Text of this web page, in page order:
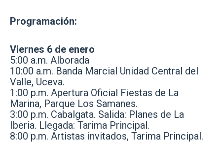
Programación:
Viernes 6 de enero
5:00 a.m. Alborada
10:00 a.m. Banda Marcial Unidad Central del
Valle, Uceva.
1:00 p.m. Apertura Oficial Fiestas de La
Marina, Parque Los Samanes.
3:00 p.m. Cabalgata. Salida: Planes de La
Iberia. Llegada: Tarima Principal.
8:00 p.m. Artistas invitados, Tarima Principal.